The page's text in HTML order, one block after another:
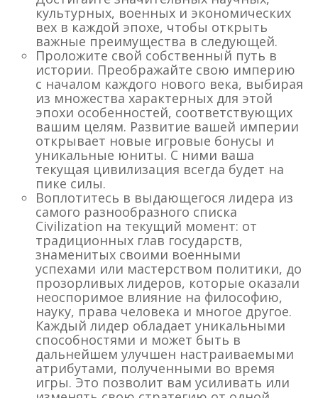
культурных, военных и экономических
вех в каждой эпохе, чтобы открыть
важные преимущества в следующей.
Проложите свой собственный путь в
истории. Преображайте свою империю
с началом каждого нового века, выбирая
из множества характерных для этой
эпохи особенностей, соответствующих
вашим целям. Развитие вашей империи
открывает новые игровые бонусы и
уникальные юниты. С ними ваша
текущая цивилизация всегда будет на
пике силы.
Воплотитесь в выдающегося лидера из
самого разнообразного списка
Civilization на текущий момент: от
традиционных глав государств,
знаменитых своими военными
успехами или мастерством политики, до
прозорливых лидеров, которые оказали
неоспоримое влияние на философию,
науку, права человека и многое другое.
Каждый лидер обладает уникальными
способностями и может быть в
дальнейшем улучшен настраиваемыми
атрибутами, полученными во время
игры. Это позволит вам усиливать или